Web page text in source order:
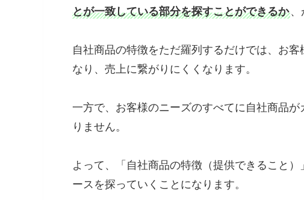
とが一致している部分を探すことができるか 、
自社商品の特徴をただ羅列するだけでは、お客
なり、売上に繋がりにくくなります。
一方で、お客様のニーズのすべてに自社商品
りません。
よって、「自社商品の特徴（提供できること
ースを探っていくことになります。